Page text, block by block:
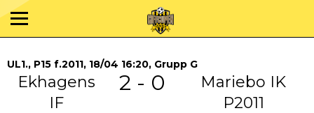
UL1., P15 f.2011, 18/04 16:20, Grupp G
Ekhagens
IF
2 - 0
Mariebo IK
P2011